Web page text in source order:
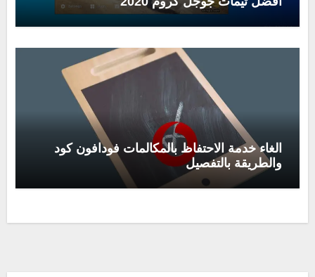
الغاء خدمة الاحتفاظ بالمكالمات فودافون كود
والطريقة بالتفصيل